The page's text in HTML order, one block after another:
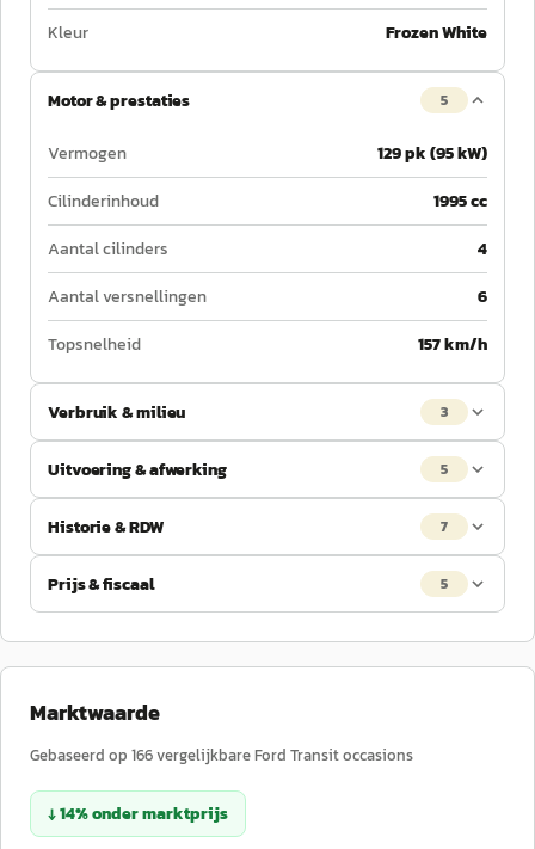
Kleur
Frozen White
Motor & prestaties 5
Vermogen
129 pk (95 kW)
Cilinderinhoud
1995 cc
Aantal cilinders
4
Aantal versnellingen
6
Topsnelheid
157 km/h
Verbruik & milieu 3
Uitvoering & afwerking 5
Historie & RDW 7
Prijs & fiscaal 5
Marktwaarde
Gebaseerd op 166vergelijkbareFord Transitoccasions
↓14%ondermarktprijs